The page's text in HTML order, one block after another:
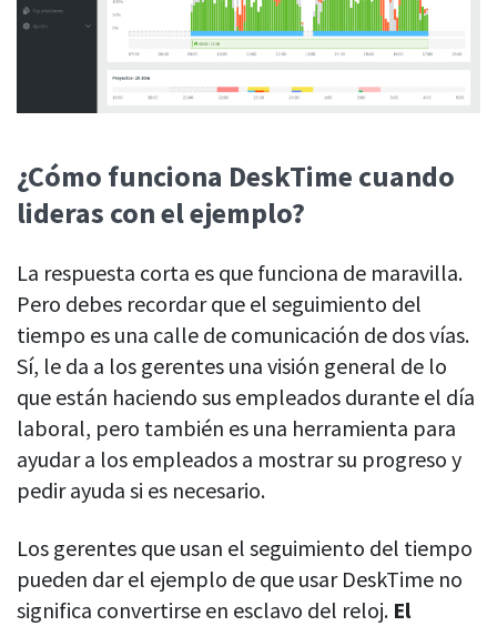
¿Cómo funciona DeskTime cuando
lideras con el ejemplo?
La respuesta corta es que funciona de maravilla.
Pero debes recordar que el seguimiento del
tiempo es una calle de comunicación de dos vías.
Sí, le da a los gerentes una visión general de lo
que están haciendo sus empleados durante el día
laboral, pero también es una herramienta para
ayudar a los empleados a mostrar su progreso y
pedir ayuda si es necesario.
Los gerentes que usan el seguimiento del tiempo
pueden dar el ejemplo de que usar DeskTime no
significa convertirse en esclavo del reloj. El